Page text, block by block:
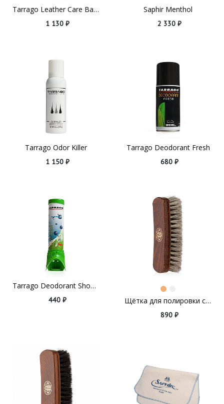
Tarrago Leather Care Balm Black
1 130 ₽
Saphir Menthol
2 330 ₽
Tarrago Odor Killer
1 150 ₽
Tarrago Deodorant Fresh
680 ₽
Tarrago Deodorant Shoe Spray
440 ₽ Щётка для полировки светлая, 170х53
890 ₽